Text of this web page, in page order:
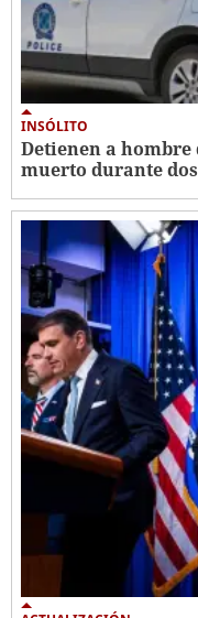
INSÓLITO
Detienen a hombre
muerto durante